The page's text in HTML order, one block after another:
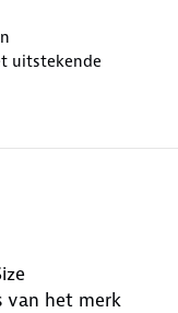
uitstekende
van het merk